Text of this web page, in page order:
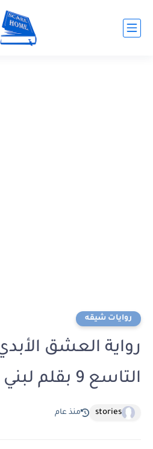
روايات شيقه
رواية العشق
التاسع 9 بقلم لبني دراز
stories منذ عام